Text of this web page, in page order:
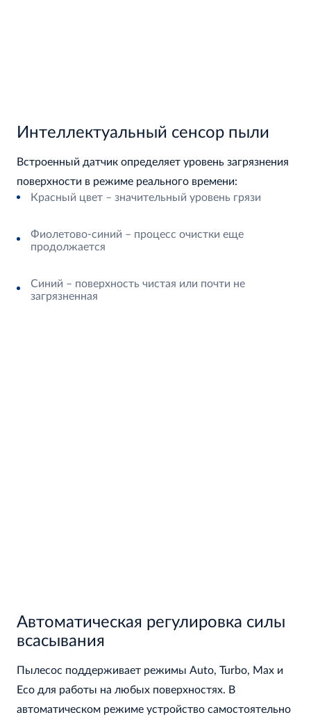
Интеллектуальный сенсор пыли
Встроенный датчик определяет уровень загрязнения
поверхности в режиме реального времени:
Красный цвет – значительный уровень грязи
Фиолетово-синий – процесс очистки еще
продолжается
Синий – поверхность чистая или почти не
загрязненная
Автоматическая регулировка силы
всасывания
Пылесос поддерживает режимы Auto, Turbo, Max и
Eco для работы на любых поверхностях. В
автоматическом режиме устройство самостоятельно